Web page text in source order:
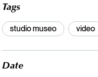
Tags
studio museo video
Date